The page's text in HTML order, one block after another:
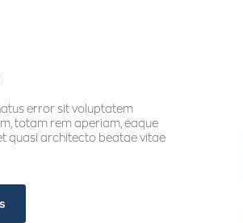
error sit voluptatem
totam rem aperiam, eaque
quasi architecto beatae vitae